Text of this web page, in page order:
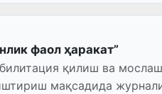
фаол ҳаракат”
қилиш ва
мақсадида